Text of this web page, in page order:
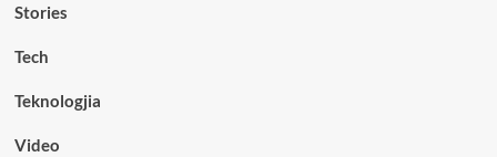
Stories
Tech
Teknologjia
Video